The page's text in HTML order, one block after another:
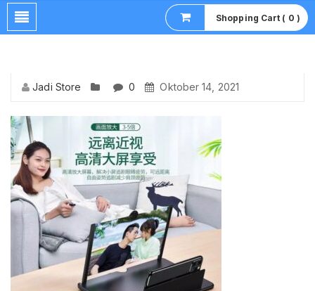
Shopping Cart ( 0 )
Jadi Store 0 Oktober 14, 2021